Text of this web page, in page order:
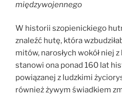
międzywojennego
W historii szopienickiego
znaleźć hutę, która
mitów, narosłych wokół niej
stanowi ona ponad 160 lat
powiązanej z ludzkimi
również żywym świadkiem